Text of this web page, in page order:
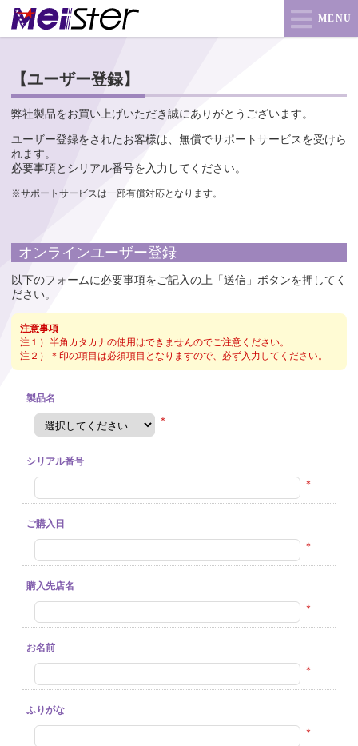
MENU
【ユーザー登録】
弊社製品をお買い上げいただき誠にありがとうございます。
ユーザー登録をされたお客様は、無償でサポートサービスを受けら
れます。
必要事項とシリアル番号を入力してください。
※サポートサービスは一部有償対応となります。
オンラインユーザー登録
以下のフォームに必要事項をご記入の上「送信」ボタンを押してく
ださい。
注意事項
注１） 半角カタカナの使用はできませんのでご注意ください。
注２）
＊印の項目は必須項目となりますので、必ず入力してください。
製品名
＊
シリアル番号
＊
ご購入日
＊
購入先店名
＊
お名前
＊
ふりがな
＊